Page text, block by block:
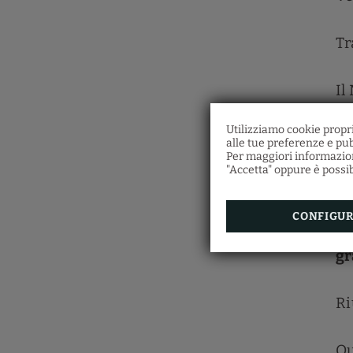
Utilizziamo cookie
alle tue preferenze e
Per maggiori
"Accetta" oppure è
Il
I